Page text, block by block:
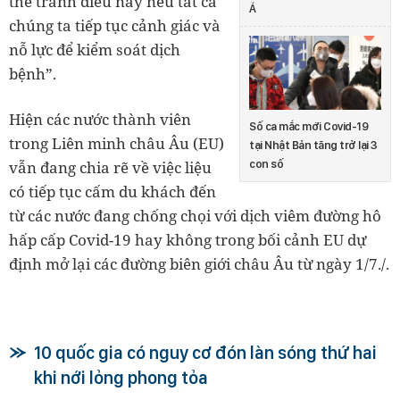
Á
Số ca mắc mới Covid-19
tại Nhật Bản tăng trở lại 3
con số
chúng ta tiếp tục cảnh giác và
nỗ lực để kiểm soát dịch
bệnh”.
Hiện các nước thành viên
trong Liên minh châu Âu (EU)
vẫn đang chia rẽ về việc liệu
có tiếp tục cấm du khách đến
từ các nước đang chống chọi với dịch viêm đường hô
hấp cấp Covid-19 hay không trong bối cảnh EU dự
định mở lại các đường biên giới châu Âu từ ngày 1/7./.
10 quốc gia có nguy cơ đón làn sóng thứ hai
khi nới lỏng phong tỏa